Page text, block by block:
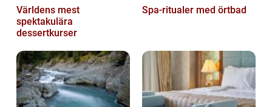
Världens mest
spektakulära
dessertkurser
Spa-ritualer med örtbad